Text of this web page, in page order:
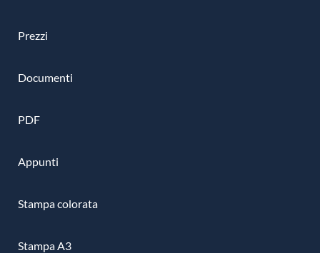
Prezzi
Documenti
PDF
Appunti
Stampa colorata
Stampa A3